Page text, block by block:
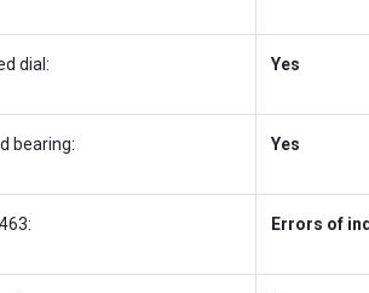
dial: Yes
bearing: Yes
Errors of